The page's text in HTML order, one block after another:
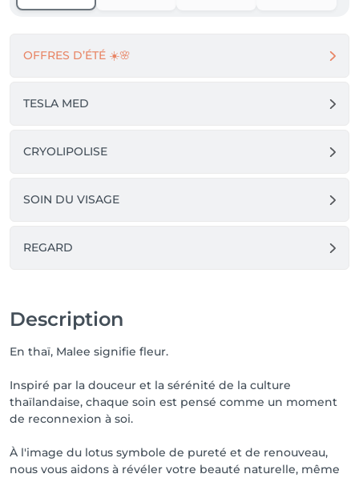
OFFRES D’ÉTÉ ☀️🌸
TESLA MED
CRYOLIPOLISE
SOIN DU VISAGE
REGARD
Description
En thaï, Malee signifie fleur.
Inspiré par la douceur et la sérénité de la culture
thaïlandaise, chaque soin est pensé comme un moment
de reconnexion à soi.
À l'image du lotus symbole de pureté et de renouveau,
nous vous aidons à révéler votre beauté naturelle, même